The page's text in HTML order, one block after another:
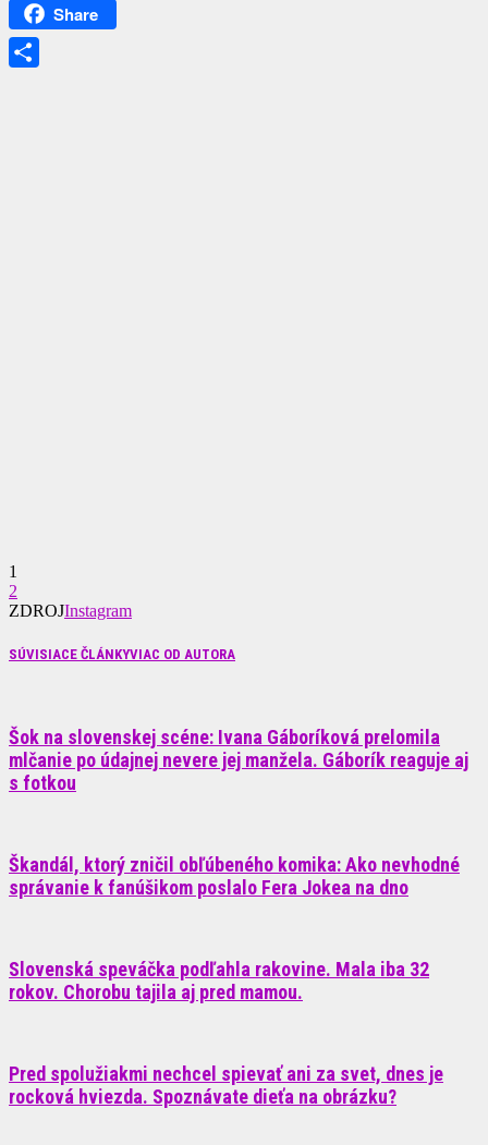
WhatsApp
Share
1
2
ZDROJInstagram
SÚVISIACE ČLÁNKYVIAC OD AUTORA
Šok na slovenskej scéne: Ivana Gáboríková prelomila
mlčanie po údajnej nevere jej manžela. Gáborík reaguje aj
s fotkou
Škandál, ktorý zničil obľúbeného komika: Ako nevhodné
správanie k fanúšikom poslalo Fera Jokea na dno
Slovenská speváčka podľahla rakovine. Mala iba 32
rokov. Chorobu tajila aj pred mamou.
Pred spolužiakmi nechcel spievať ani za svet, dnes je
rocková hviezda. Spoznávate dieťa na obrázku?